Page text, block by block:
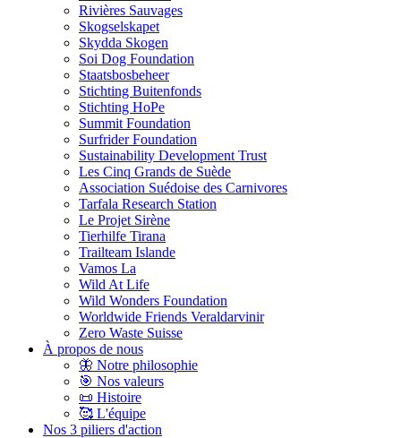
Rivières Sauvages
Skogselskapet
Skydda Skogen
Soi Dog Foundation
Staatsbosbeheer
Stichting Buitenfonds
Stichting HoPe
Summit Foundation
Surfrider Foundation
Sustainability Development Trust
Les Cinq Grands de Suède
Association Suédoise des Carnivores
Tarfala Research Station
Le Projet Sirène
Tierhilfe Tirana
Trailteam Islande
Vamos La
Wild At Life
Wild Wonders Foundation
Worldwide Friends Veraldarvinir
Zero Waste Suisse
À propos de nous
🦋 Notre philosophie
🎯 Nos valeurs
📜 Histoire
🥰 L'équipe
Nos 3 piliers d'action